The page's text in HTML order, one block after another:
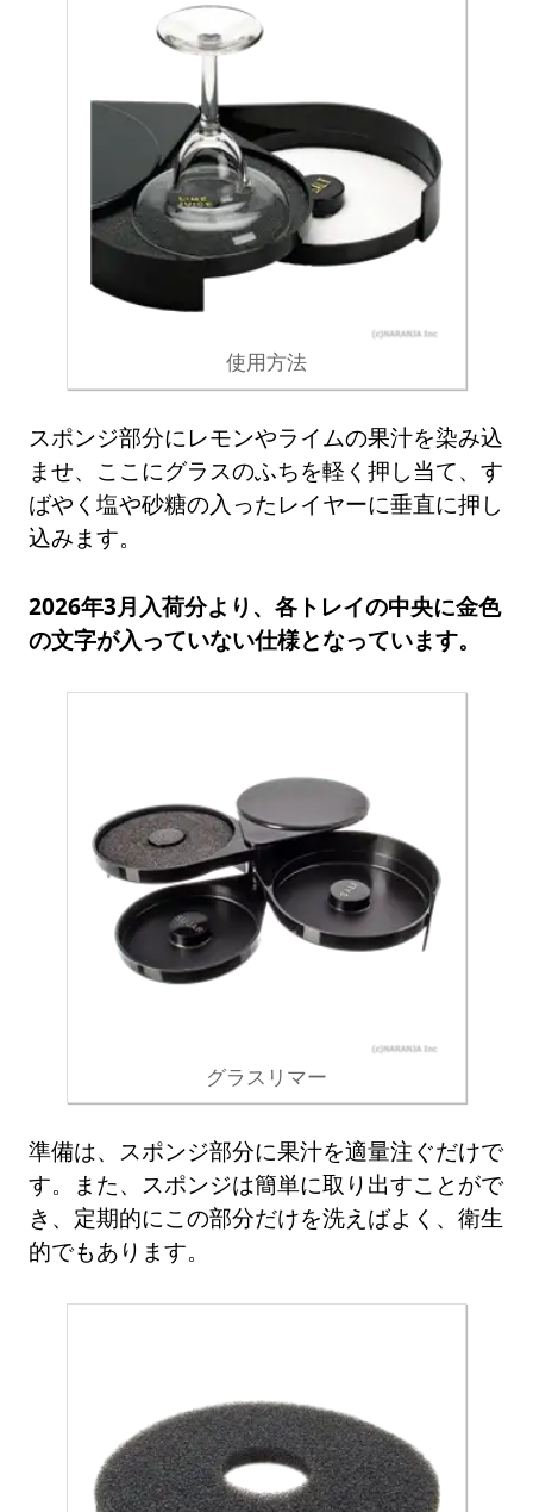
使用方法
スポンジ部分にレモンやライムの果汁を染み込
ませ、ここにグラスのふちを軽く押し当て、す
ばやく塩や砂糖の入ったレイヤーに垂直に押し
込みます。
2026年3月入荷分より、各トレイの中央に金色
の文字が入っていない仕様となっています。
グラスリマー
準備は、スポンジ部分に果汁を適量注ぐだけで
す。また、スポンジは簡単に取り出すことがで
き、定期的にこの部分だけを洗えばよく、衛生
的でもあります。